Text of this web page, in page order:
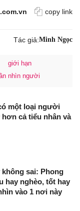
copy link
Tác giả:Minh Ngọc
giới hạn
nhìn người
một loại người
cả tiểu nhân và
không sai: Phong
hay nghèo, tốt hay
vào 1 nơi này